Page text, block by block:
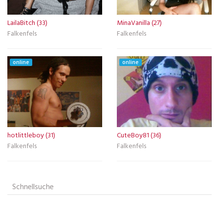
LailaBitch (33)
Falkenfels
MinaVanilla (27)
Falkenfels
online
hotlittleboy (31)
Falkenfels
online
CuteBoy81 (36)
Falkenfels
Schnellsuche